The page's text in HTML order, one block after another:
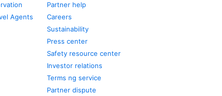
Agents
Partner help
Careers
Sustainability
Press center
Safety resource center
Investor relations
Terms ng service
Partner dispute